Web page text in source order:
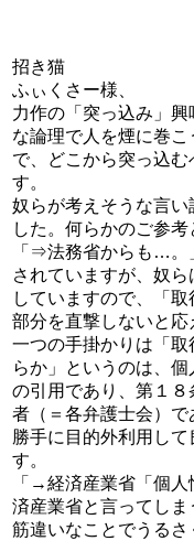
招き猫
ふぃくさー様、
力作の「突っ込み」
な論理で人を煙に巻
で、どこから突っ込
す。
奴らが考えそうな言い
した。何らかのご参考
「⇒法務省からも…。
されていますが、奴
していますので、「
部分を直撃しないと応
一つの手掛かりは「
らか」というのは、
の引用であり、第１
者（＝各弁護士会）
勝手に目的外利用し
す。
「→経済産業省「個
済産業省と言ってしま
筋違いなことでうる